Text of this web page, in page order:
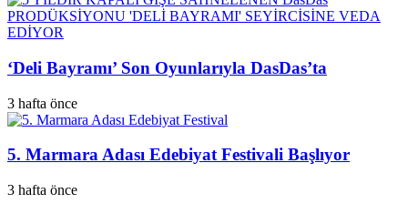
‘Deli Bayramı’ Son Oyunlarıyla DasDas’ta
3 hafta önce
5. Marmara Adası Edebiyat Festivali Başlıyor
3 hafta önce